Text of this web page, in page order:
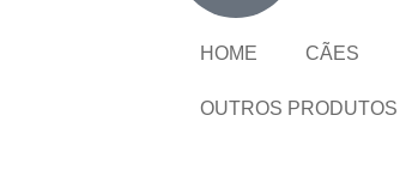
HOME CÃES
OUTROS PRODUTOS